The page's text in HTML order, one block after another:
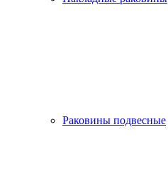
Раковины подвесные